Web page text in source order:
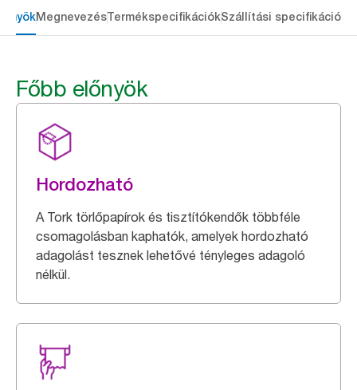
MegnevezésTermékspecifikációkSzállítási specifikációk
Főbb előnyök
Hordozható
A Tork törlőpapírok és tisztítókendők többféle
csomagolásban kaphatók, amelyek hordozható
adagolást tesznek lehetővé tényleges adagoló
nélkül.